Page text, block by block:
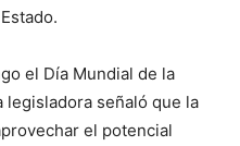
el Día Mundial de la
legisladora señaló que la
el potencial